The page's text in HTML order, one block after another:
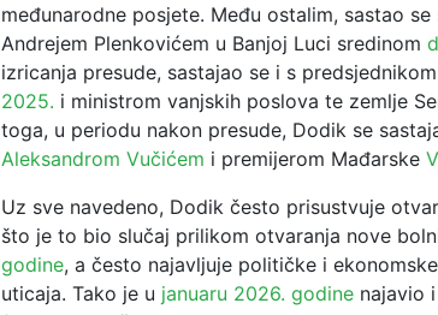
međunarodne posjete. Među ostalim, sastao
Andrejem Plenkovićem u Banjoj Luci sredinom
izricanja presude, sastajao se i s
2025. i ministrom vanjskih poslova te zemlje
toga, u periodu nakon presude, Dodik se
Aleksandrom Vučićem i premijerom Mađarske
Uz sve navedeno, Dodik često prisustvuje
što je to bio slučaj prilikom otvaranja nove
godine, a često najavljuje političke i
uticaja. Tako je u januaru 2026. godine najavio